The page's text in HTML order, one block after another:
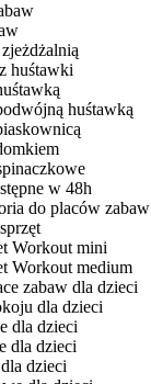
huśtawki
huśtawką
w 48h
do placów zabaw
Workout mini
Workout medium
zabaw dla dzieci
dla dzieci
dla dzieci
dla dzieci
dzieci